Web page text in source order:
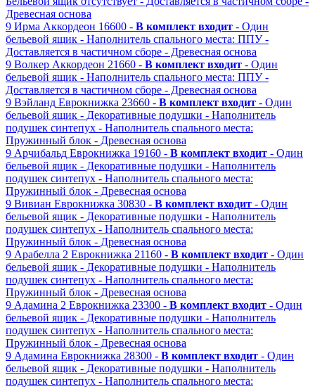
Древесная основа
9 Ирма Аккордеон 16600 - В комплект входит - Один
бельевой ящик - Наполнитель спального места: ППУ -
Доставляется в частичном сборе - Древесная основа
9 Волкер Аккордеон 21660 - В комплект входит - Один
бельевой ящик - Наполнитель спального места: ППУ -
Доставляется в частичном сборе - Древесная основа
9 Вэйланд Еврокнижка 23660 - В комплект входит - Один
бельевой ящик - Декоративные подушки - Наполнитель
подушек синтепух - Наполнитель спального места:
Пружинный блок - Древесная основа
9 Арчибальд Еврокнижка 19160 - В комплект входит - Один
бельевой ящик - Декоративные подушки - Наполнитель
подушек синтепух - Наполнитель спального места:
Пружинный блок - Древесная основа
9 Вивиан Еврокнижка 30830 - В комплект входит - Один
бельевой ящик - Декоративные подушки - Наполнитель
подушек синтепух - Наполнитель спального места:
Пружинный блок - Древесная основа
9 Арабелла 2 Еврокнижка 21160 - В комплект входит - Один
бельевой ящик - Декоративные подушки - Наполнитель
подушек синтепух - Наполнитель спального места:
Пружинный блок - Древесная основа
9 Адамина 2 Еврокнижка 23300 - В комплект входит - Один
бельевой ящик - Декоративные подушки - Наполнитель
подушек синтепух - Наполнитель спального места:
Пружинный блок - Древесная основа
9 Адамина Еврокнижка 28300 - В комплект входит - Один
бельевой ящик - Декоративные подушки - Наполнитель
подушек синтепух - Наполнитель спального места: